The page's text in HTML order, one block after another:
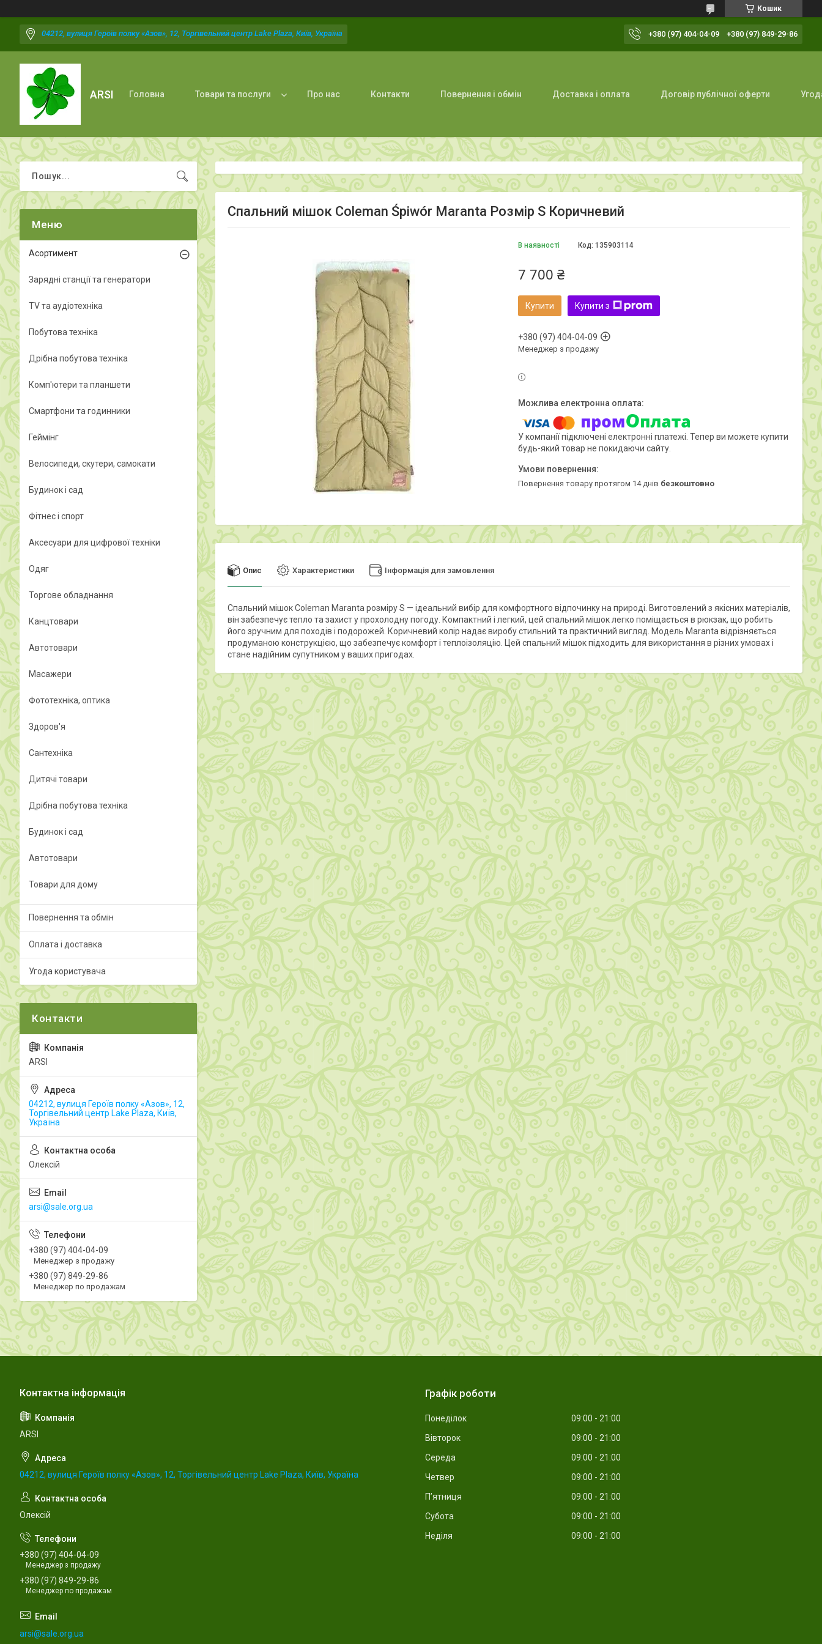
Кошик
04212, вулиця Героїв полку «Азов», 12, Торгівельний центр Lake Plaza, Київ, Україна +380 (97) 404-04-09 +380 (97) 849-29-86
ARSI Головна Товари та послуги Про нас Контакти Повернення і обмін Доставка і оплата Договір публічної оферти
Спальний мішок Coleman Śpiwór Maranta Розмір S Коричневий
В наявності Код: 135903114
7 700 ₴
Купити Купити з
+380 (97) 404-04-09
Менеджер з продажу
У компанії підключені електронні платежі. Тепер ви можете купити
будь-який товар не покидаючи сайту.
повернення товару протягом 14 днів безкоштовно
Опис Характеристики Інформація для замовлення
Спальний мішок Coleman Maranta розміру S — ідеальний вибір для комфортного відпочинку на природі. Виготовлений з якісних матеріалів,
він забезпечує тепло та захист у прохолодну погоду. Компактний і легкий, цей спальний мішок легко поміщається в рюкзак, що робить
його зручним для походів і подорожей. Коричневий колір надає виробу стильний та практичний вигляд. Модель Maranta відрізняється
продуманою конструкцією, що забезпечує комфорт і теплоізоляцію. Цей спальний мішок підходить для використання в різних умовах і
стане надійним супутником у ваших пригодах.
Асортимент
Зарядні станції та генератори
TV та аудіотехніка
Побутова техніка
Дрібна побутова техніка
Комп'ютери та планшети
Смартфони та годинники
Геймінг
Велосипеди, скутери, самокати
Будинок і сад
Фітнес і спорт
Аксесуари для цифрової техніки
Одяг
Торгове обладнання
Канцтовари
Автотовари
Масажери
Фототехніка, оптика
Здоров'я
Сантехніка
Дитячі товари
Дрібна побутова техніка
Будинок і сад
Автотовари
Товари для дому
Повернення та обмін
Оплата і доставка
Угода користувача
ARSI
04212, вулиця Героїв полку «Азов», 12,
Торгівельний центр Lake Plaza, Київ,
Україна
Олексій
arsi@sale.org.ua
+380 (97) 404-04-09
Менеджер з продажу
+380 (97) 849-29-86
Менеджер по продажам
ARSI
04212, вулиця Героїв полку «Азов», 12, Торгівельний центр Lake Plaza, Київ, Україна
Олексій
+380 (97) 404-04-09
Менеджер з продажу
+380 (97) 849-29-86
Менеджер по продажам
arsi@sale.org.ua
Графік роботи
Понеділок 09:00
21:00
Вівторок
09:00
21:00
Середа
09:00
21:00
Четвер
09:00
21:00
Пʼятниця
09:00
21:00
Субота
09:00
21:00
Неділя
09:00 21:00